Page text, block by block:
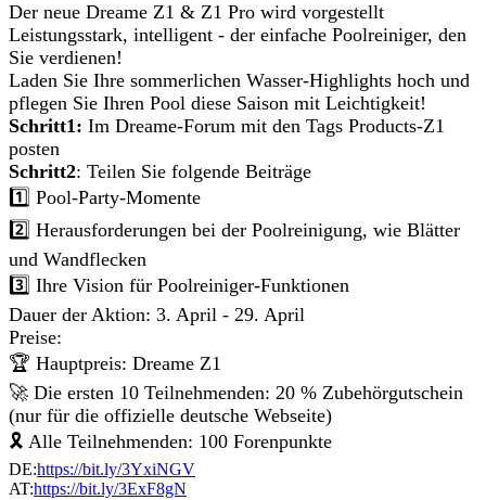
Der neue Dreame Z1 & Z1 Pro wird vorgestellt
Leistungsstark, intelligent - der einfache Poolreiniger, den
Sie verdienen!
Laden Sie Ihre sommerlichen Wasser-Highlights hoch und
pflegen Sie Ihren Pool diese Saison mit Leichtigkeit!
Schritt1: Im Dreame-Forum mit den Tags Products-Z1
posten
Schritt2: Teilen Sie folgende Beiträge
1️⃣ Pool-Party-Momente
2️⃣ Herausforderungen bei der Poolreinigung, wie Blätter
und Wandflecken
3️⃣ Ihre Vision für Poolreiniger-Funktionen
Dauer der Aktion: 3. April - 29. April
Preise:
🏆 Hauptpreis: Dreame Z1
🚀 Die ersten 10 Teilnehmenden: 20 % Zubehörgutschein
(nur für die offizielle deutsche Webseite)
🎗 Alle Teilnehmenden: 100 Forenpunkte
DE:https://bit.ly/3YxiNGV
AT:https://bit.ly/3ExF8gN